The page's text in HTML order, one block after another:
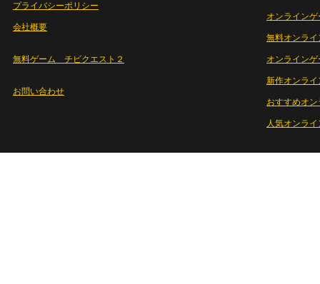
プライバシーポリシー
会社概要
無料ゲーム チビクエスト２
お問い合わせ
オンラインゲ
無料オンライ
オンライン
新作オンライ
おすすめオ
人気オンラ